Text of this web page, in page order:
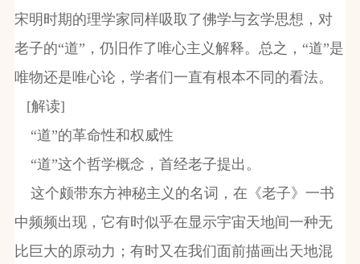
宋明时期的理学家同样吸取了佛学与玄学思想，对
老子的“道”，仍旧作了唯心主义解释。总之，“道”是
唯物还是唯心论，学者们一直有根本不同的看法。
[解读]
“道”的革命性和权威性
“道”这个哲学概念，首经老子提出。
这个颇带东方神秘主义的名词，在《老子》一书
中频频出现，它有时似乎在显示宇宙天地间一种无
比巨大的原动力；有时又在我们面前描画出天地混